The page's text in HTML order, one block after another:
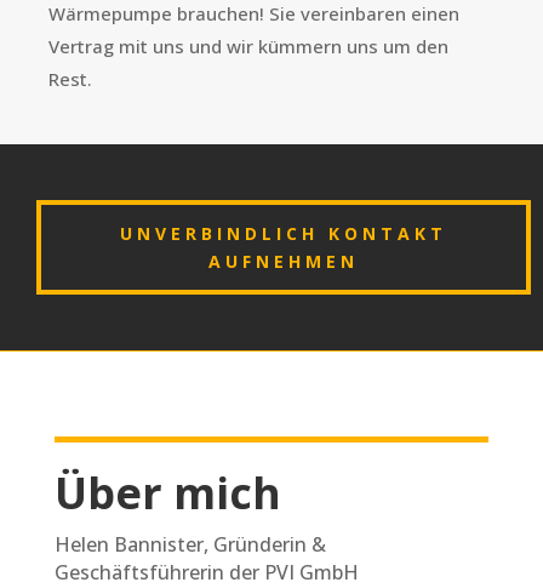
Wärmepumpe brauchen! Sie vereinbaren einen
Vertrag mit uns und wir kümmern uns um den
Rest.
UNVERBINDLICH KONTAKT
AUFNEHMEN
Über mich
Helen Bannister, Gründerin &
Geschäftsführerin der PVI GmbH